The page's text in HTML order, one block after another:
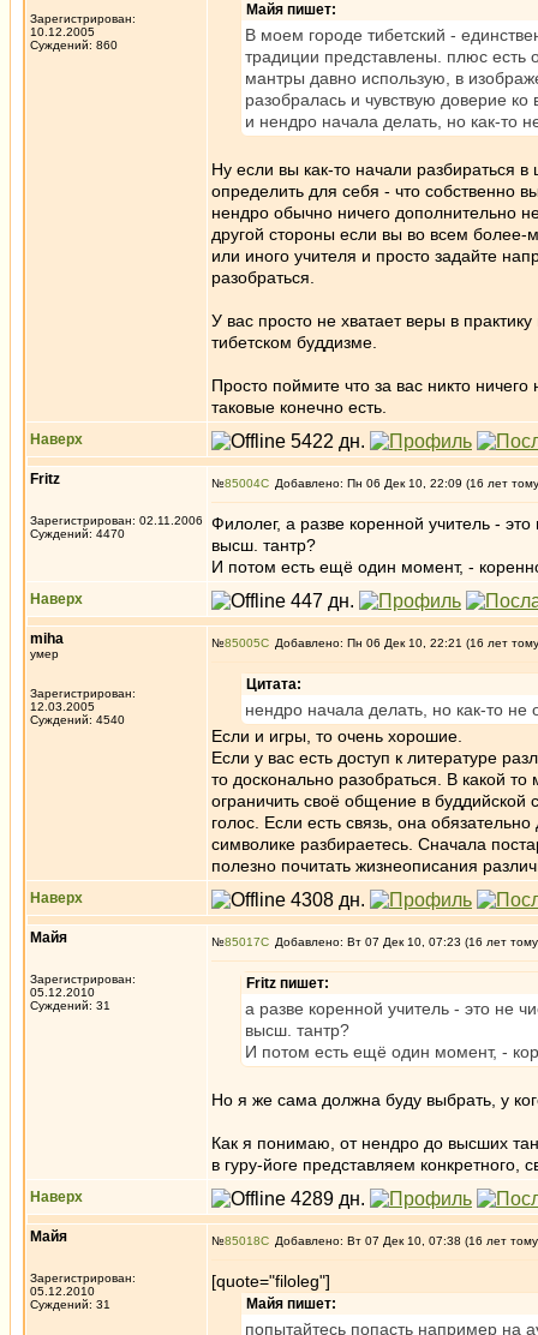
Зарегистрирован:
10.12.2005
Суждений: 860
Майя пишет:
В моем городе тибетский -
традиции представлены. плюс есть
мантры давно использую, в
разобралась и чувствую доверие ко
и нендро начала делать, но как-то
Ну если вы как-то начали разбираться
определить для себя - что собственно
нендро обычно ничего дополнительно
другой стороны если вы во всем более-
или иного учителя и просто задайте
разобраться.
У вас просто не хватает веры в
тибетском буддизме.
Просто поймите что за вас никто
таковые конечно есть.
Наверх
Fritz
Зарегистрирован: 02.11.2006
Суждений: 4470
№85004 Добавлено: Пн 06 Дек 10, 22:09 (16 лет
Филолег, а разве коренной учитель -
высш. тантр?
И потом есть ещё один момент, -
Наверх
miha
умер
Зарегистрирован:
12.03.2005
Суждений: 4540
№85005 Добавлено: Пн 06 Дек 10, 22:21 (16 лет
Цитата:
нендро начала делать, но как-то не
Если и игры, то очень хорошие.
Если у вас есть доступ к литературе
то досконально разобраться. В какой
ограничить своё общение в буддийской
голос. Если есть связь, она
символике разбираетесь. Сначала
полезно почитать жизнеописания
Наверх
Майя
Зарегистрирован:
05.12.2010
Суждений: 31
№85017 Добавлено: Вт 07 Дек 10, 07:23 (16 лет
Fritz пишет:
а разве коренной учитель - это не
высш. тантр?
И потом есть ещё один момент, -
Но я же сама должна буду выбрать, у
Как я понимаю, от нендро до высших
в гуру-йоге представляем конкретного,
Наверх
Майя
Зарегистрирован:
05.12.2010
Суждений: 31
№85018 Добавлено: Вт 07 Дек 10, 07:38 (16 лет
[quote="filoleg"]
Майя пишет:
попытайтесь попасть например на